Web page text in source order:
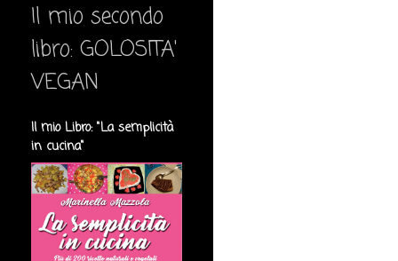
Il mio secondo
libro: GOLOSITA'
VEGAN
Il mio Libro: "La semplicità
in cucina"